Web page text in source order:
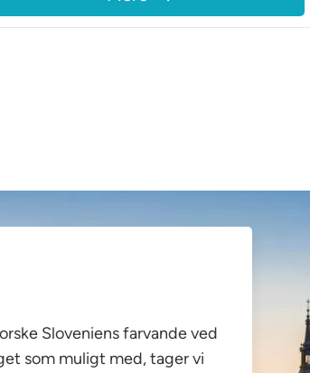
Sloveniens farvande ved
som muligt med, tager vi